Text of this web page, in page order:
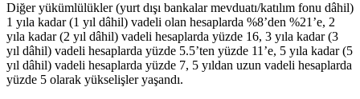
Diğer yükümlülükler (yurt dışı bankalar mevduatı/katılım fonu dâhil)
1 yıla kadar (1 yıl dâhil) vadeli olan hesaplarda %8’den %21’e, 2
yıla kadar (2 yıl dâhil) vadeli hesaplarda yüzde 16, 3 yıla kadar (3
yıl dâhil) vadeli hesaplarda yüzde 5.5’ten yüzde 11’e, 5 yıla kadar (5
yıl dâhil) vadeli hesaplarda yüzde 7, 5 yıldan uzun vadeli hesaplarda
yüzde 5 olarak yükselişler yaşandı.